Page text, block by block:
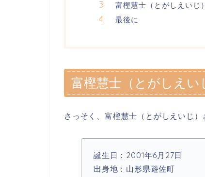
富樫慧士（とがしえいじ
最後に
富樫慧士（とがしえい
さっそく、 富樫慧士（とがしえいじ）
誕生日：2001年6月27日
出身地：山形県遊佐町